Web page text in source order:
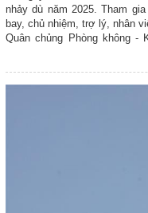
nhảy dù năm 2025. Tham
bay, chủ nhiệm, trợ lý, nhân
Quân chủng Phòng không -
Tiểu đoàn Trinh sát 32, Tiểu